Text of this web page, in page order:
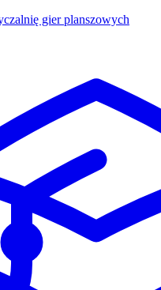
gier planszowych